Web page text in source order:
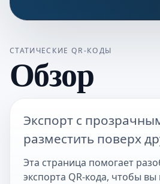
СТАТИЧЕСКИЕ QR-КОДЫ
Обзор
Экспорт с
разместить поверх
Эта страница помогает
экспорта QR-кода, чтобы